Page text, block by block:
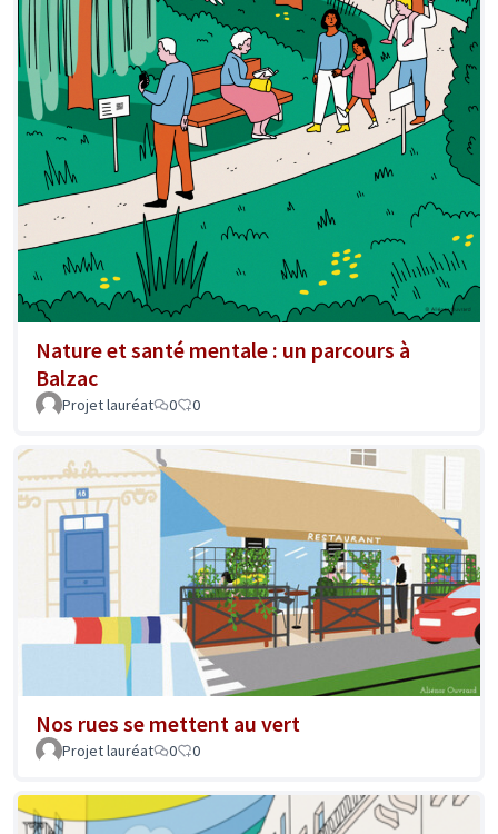
Nature et santé mentale : un parcours à
Balzac
Projet lauréat 0 0
Nos rues se mettent au vert
Projet lauréat 0 0